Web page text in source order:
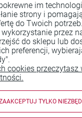
Pomoc
Informacje
im
strony i
do Twoich
przez
do sklepu lub
preferencji,
cookies przeczytasz
TYLKO